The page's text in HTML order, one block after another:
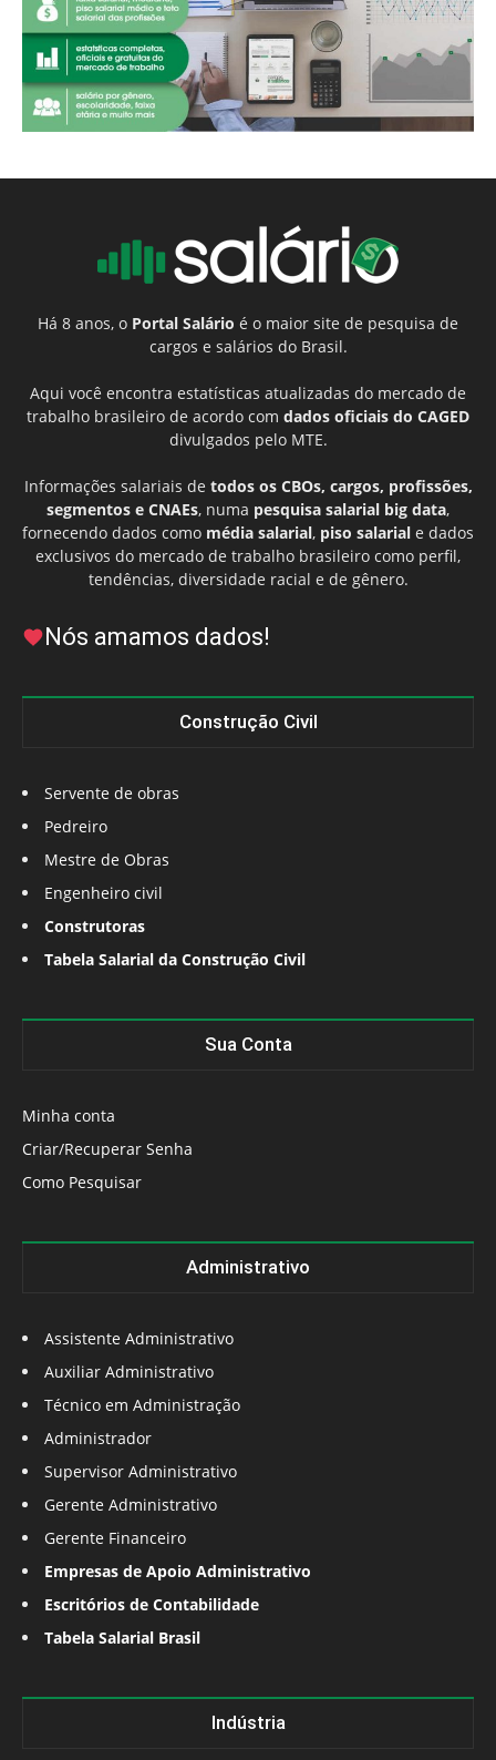
Há 8 anos, o Portal Salário é o maior site de pesquisa de
cargos e salários do Brasil.
Aqui você encontra estatísticas atualizadas do mercado de
trabalho brasileiro de acordo com dados oficiais do CAGED
divulgados pelo MTE.
Informações salariais de todos os CBOs, cargos, profissões,
segmentos e CNAEs, numa pesquisa salarial big data,
fornecendo dados como média salarial, piso salarial e dados
exclusivos do mercado de trabalho brasileiro como perfil,
tendências, diversidade racial e de gênero.
Nós amamos dados!
Construção Civil
Servente de obras
Pedreiro
Mestre de Obras
Engenheiro civil
Construtoras
Tabela Salarial da Construção Civil
Sua Conta
Minha conta
Criar/Recuperar Senha
Como Pesquisar
Administrativo
Assistente Administrativo
Auxiliar Administrativo
Técnico em Administração
Administrador
Supervisor Administrativo
Gerente Administrativo
Gerente Financeiro
Empresas de Apoio Administrativo
Escritórios de Contabilidade
Tabela Salarial Brasil
Indústria